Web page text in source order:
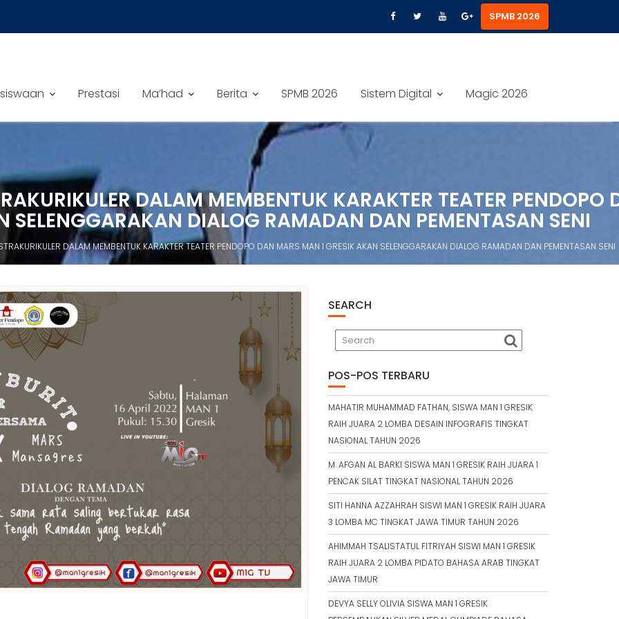
SPMB 2026
Prestasi Ma’had Berita SPMB 2026 Sistem Digital Magic 2026
DALAM MEMBENTUK KARAKTER TEATER PENDOPO
SELENGGARAKAN DIALOG RAMADAN DAN PEMENTASAN SENI
DALAM MEMBENTUK KARAKTER TEATER PENDOPO DAN MARS MAN 1 GRESIK AKAN SELENGGARAKAN DIALOG RAMADAN DAN PEMENTASAN SENI
SEARCH
POS-POS TERBARU
MAHATIR MUHAMMAD FATHAN, SISWA MAN 1 GRESIK
RAIH JUARA 2 LOMBA DESAIN INFOGRAFIS TINGKAT
NASIONAL TAHUN 2026
M. AFGAN AL BARKI SISWA MAN 1 GRESIK RAIH JUARA 1
PENCAK SILAT TINGKAT NASIONAL TAHUN 2026
SITI HANNA AZZAHRAH SISWI MAN 1 GRESIK RAIH JUARA
3 LOMBA MC TINGKAT JAWA TIMUR TAHUN 2026
AHIMMAH TSALISTATUL FITRIYAH SISWI MAN 1 GRESIK
RAIH JUARA 2 LOMBA PIDATO BAHASA ARAB TINGKAT
JAWA TIMUR
DEVYA SELLY OLIVIA SISWA MAN 1 GRESIK